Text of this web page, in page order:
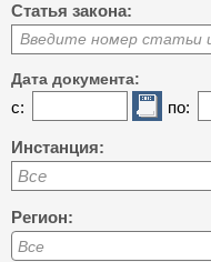
Статья закона:
Введите номер статьи
Дата документа:
с: по:
Инстанция:
Все
Регион: